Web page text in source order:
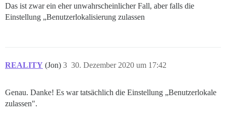
Das ist zwar ein eher unwahrscheinlicher Fall, aber falls die
Einstellung „Benutzerlokalisierung zulassen
REALITY (Jon) 30. Dezember 2020 um 17:42
3
Genau. Danke! Es war tatsächlich die Einstellung „Benutzerlokale
zulassen".